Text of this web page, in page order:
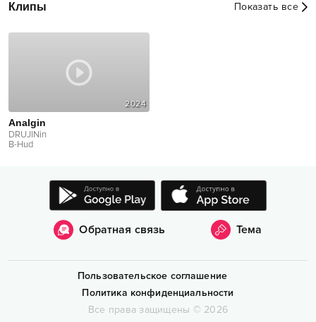
Клипы Показать все
2024
Analgin
DRUJINin
B-Hud
Обратная связь Тема
Пользовательское соглашение
Политика конфиденциальности
Все права защищены © 2026